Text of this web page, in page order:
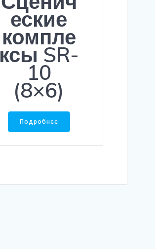
еские
компле
ксы SR-
10
(8×6)
Подробнее